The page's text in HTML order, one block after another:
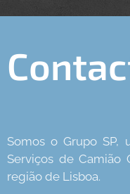
Somos o Grupo SP,
Serviços de Camião
região de Lisboa.